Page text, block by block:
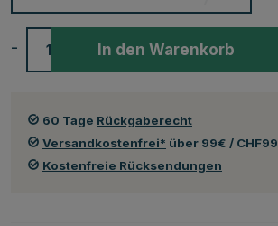
- In den Warenkorb
60 Tage Rückgaberecht
Versandkostenfrei* über 99€ / CHF99
Kostenfreie Rücksendungen